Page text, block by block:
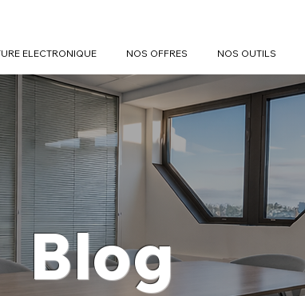
ELECTRONIQUE NOS OFFRES NOS OUTILS
Blog